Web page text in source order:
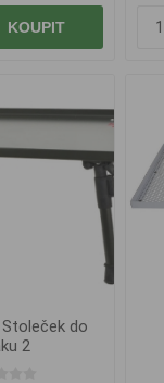
KOUPIT
do
2